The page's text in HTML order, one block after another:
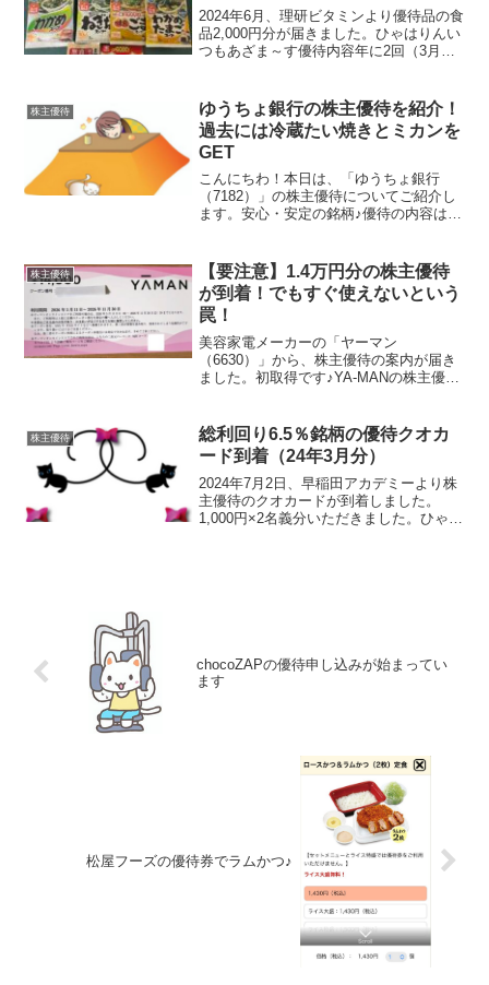
2024年6月、理研ビタミンより優待品の食
品2,000円分が届きました。ひゃはりんい
つもあざま～す優待内容年に2回（3月末
満保有期間3年以上100株以上1,000円...
株主優待
ゆうちょ銀行の株主優待を紹介！
過去には冷蔵たい焼きとミカンを
GET
こんにちわ！本日は、「ゆうちょ銀行
（7182）」の株主優待についてご紹介し
ます。安心・安定の銘柄♪優待の内容は…
3,000円相当のカタログギフトが贈呈され
ます。ゆ...
株主優待
【要注意】1.4万円分の株主優待
が到着！でもすぐ使えないという
罠！
美容家電メーカーの「ヤーマン
（6630）」から、株主優待の案内が届き
ました。初取得です♪YA-MANの株主優待
ンオンラインストア」で使える株主優待
割引券です。【基準日：...
株主優待
総利回り6.5％銘柄の優待クオカ
ード到着（24年3月分）
2024年7月2日、早稲田アカデミーより株
主優待のクオカードが到着しました。
1,000円×2名義分いただきました。ひゃは
chocoZAPの優待申し込みが始まってい
ます
松屋フーズの優待券でラムかつ♪